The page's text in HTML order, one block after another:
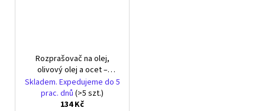
Rozprašovač na olej,
olivový olej a ocet –
sprejový dávkovač 210 ml,
skleněný rozprašovač
Skladem. Expedujeme do 5
prac. dnů (>5 szt.)
134 Kč